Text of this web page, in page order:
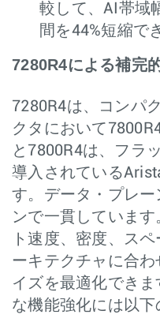
較して、AI帯域
間を44%短縮で
7280R4による補完
7280R4は、コンパ
クタにおいて
と7800R4は、フラ
導入されている
す。データ・プレー
ンで一貫していま
ト速度、密度、ス
ーキテクチャに合
イズを最適化でき
な機能強化には以下